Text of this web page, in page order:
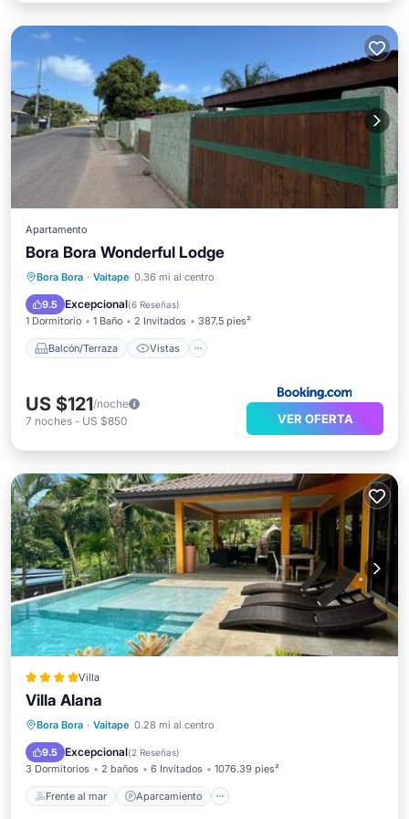
Apartamento
Bora Bora Wonderful Lodge
Bora Bora · Vaitape 0.36 mi al centro
9.5 Excepcional(6 Reseñas)
1 Dormitorio 1 Baño 2 Invitados 387.5 pies²
Balcón/Terraza Vistas
Balcón/Terraza
Vistas
Aire acondicionado
US $121/noche
7 noches - US $850 VER OFERTA
Villa
Villa Alana
Bora Bora · Vaitape 0.28 mi al centro
9.5 Excepcional(2 Reseñas)
3 Dormitorios 2 baños 6 Invitados 1076.39 pies²
Frente al mar Aparcamiento
Frente al mar Aparcamiento
Vista al mar